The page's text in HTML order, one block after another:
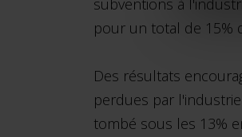
subventions à
pour un total de 15%
Des résultats
perdues par
tombé sous les 13%